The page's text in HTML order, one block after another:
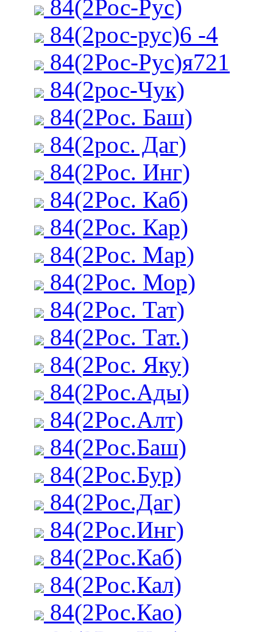
84(2Рос-Рус)
84(2рос-рус)6 -4
84(2Рос-Рус)я721
84(2рос-Чук)
84(2Рос. Баш)
84(2рос. Даг)
84(2Рос. Инг)
84(2Рос. Каб)
84(2Рос. Кар)
84(2Рос. Мар)
84(2Рос. Мор)
84(2Рос. Тат)
84(2Рос. Тат.)
84(2Рос. Яку)
84(2Рос.Ады)
84(2Рос.Алт)
84(2Рос.Баш)
84(2Рос.Бур)
84(2Рос.Даг)
84(2Рос.Инг)
84(2Рос.Каб)
84(2Рос.Кал)
84(2Рос.Као)